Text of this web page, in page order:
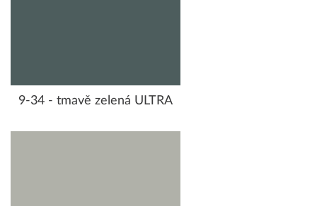
9-34 - tmavě zelená ULTRA